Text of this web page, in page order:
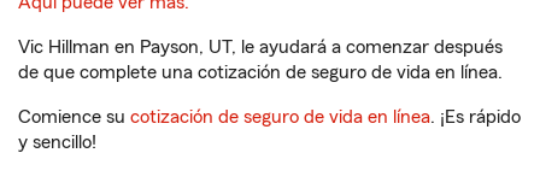
Vic Hillman en Payson, UT, le ayudará a comenzar después
de que complete una cotización de seguro de vida en línea.
Comience su cotización de seguro de vida en línea. ¡Es rápido
y sencillo!